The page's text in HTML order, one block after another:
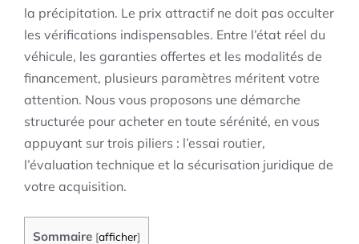
la précipitation. Le prix attractif ne doit pas occulter
les vérifications indispensables. Entre l’état réel du
véhicule, les garanties offertes et les modalités de
financement, plusieurs paramètres méritent votre
attention. Nous vous proposons une démarche
structurée pour acheter en toute sérénité, en vous
appuyant sur trois piliers : l’essai routier,
l’évaluation technique et la sécurisation juridique de
votre acquisition.
Sommaire [afficher]